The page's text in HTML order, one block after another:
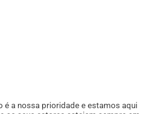
é a nossa prioridade e estamos aqui